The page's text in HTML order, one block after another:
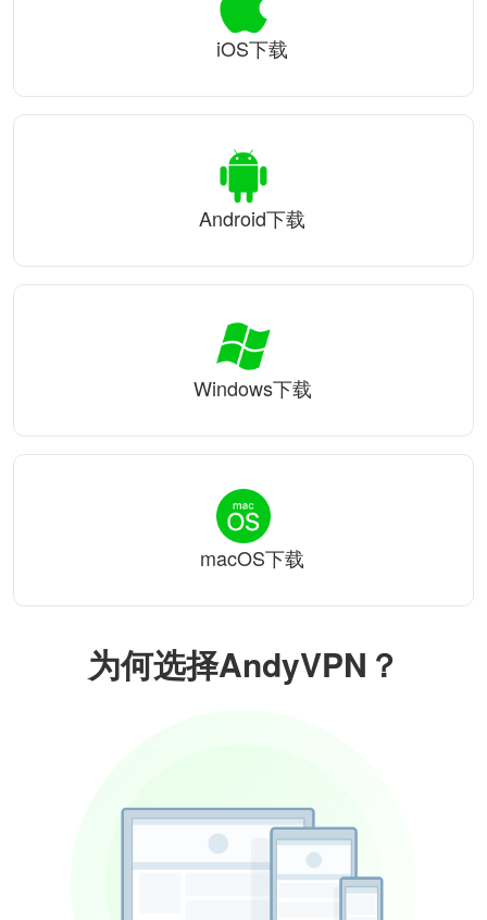
为何选择AndyVPN？
iOS下载
Android下载
Windows下载
macOS下载